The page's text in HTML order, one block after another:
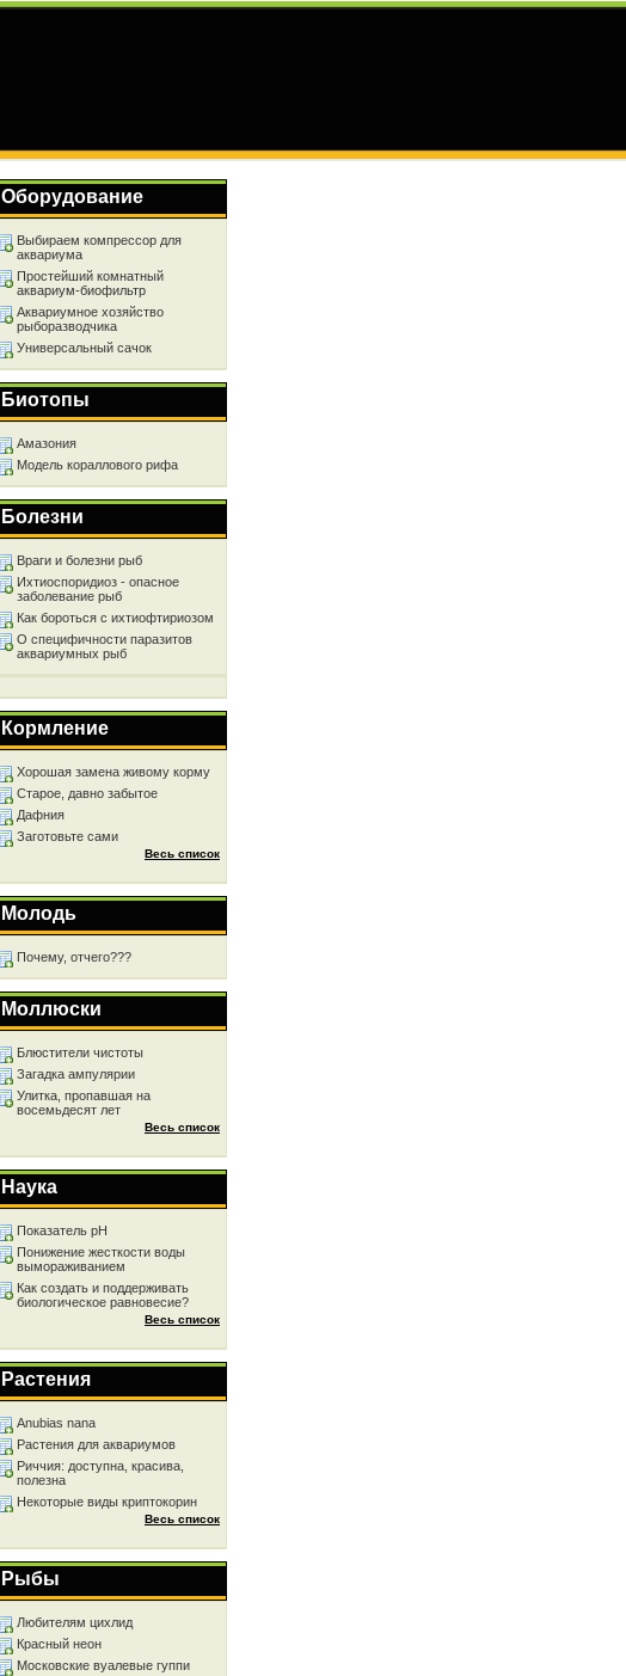
Оборудование
Выбираем компрессор для
аквариума
Простейший комнатный
аквариум-биофильтр
Аквариумное хозяйство
рыборазводчика
Универсальный сачок
Биотопы
Амазония
Модель кораллового рифа
Болезни
Враги и болезни рыб
Ихтиоспоридиоз - опасное
заболевание рыб
Как бороться с ихтиофтириозом
О специфичности паразитов
аквариумных рыб
Кормление
Хорошая замена живому корму
Старое, давно забытое
Дафния
Заготовьте сами
Весь список
Молодь
Почему, отчего???
Моллюски
Блюстители чистоты
Загадка ампулярии
Улитка, пропавшая на
восемьдесят лет
Весь список
Наука
Показатель рН
Понижение жесткоcти воды
вымораживанием
Как создать и поддерживать
биологическое равновесие?
Весь список
Растения
Anubias nana
Растения для аквариумов
Риччия: доступна, красива,
полезна
Некоторые виды криптокорин
Весь список
Рыбы
Любителям цихлид
Красный неон
Московские вуалевые гуппи